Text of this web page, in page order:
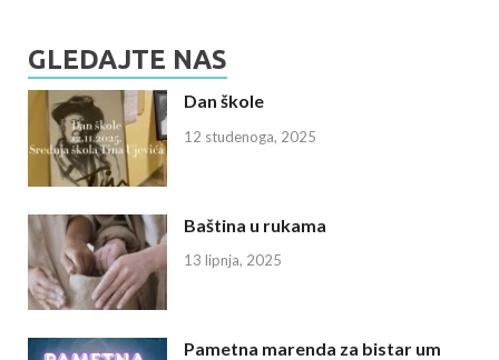
GLEDAJTE NAS
Dan škole
12 studenoga, 2025
Baština u rukama
13 lipnja, 2025
Pametna marenda za bistar um